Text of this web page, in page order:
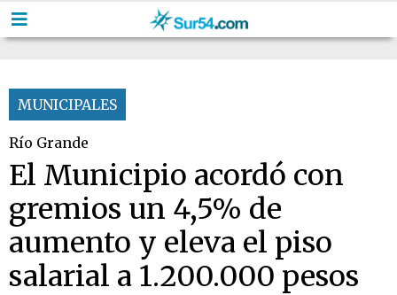
MUNICIPALES
Río Grande
El Municipio acordó con
gremios un 4,5% de
aumento y eleva el piso
salarial a 1.200.000 pesos